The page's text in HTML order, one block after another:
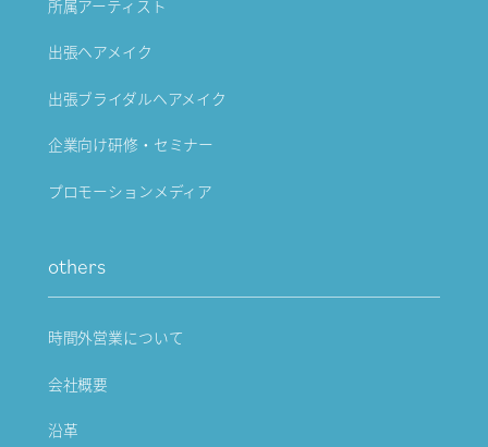
所属アーティスト
出張ヘアメイク
出張ブライダルヘアメイク
企業向け研修・セミナー
プロモーションメディア
others
時間外営業について
会社概要
沿革